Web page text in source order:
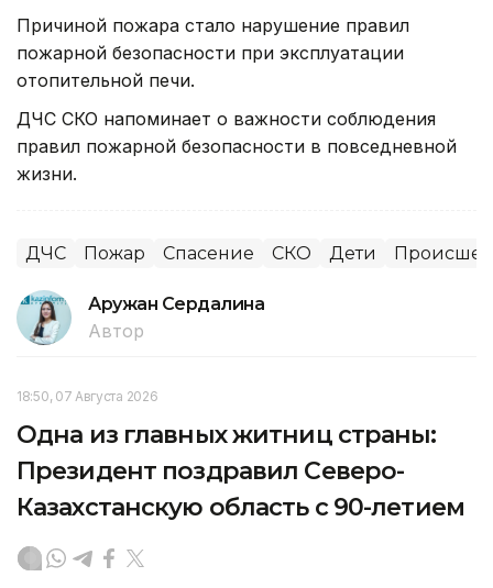
Причиной пожара стало нарушение правил
пожарной безопасности при эксплуатации
отопительной печи.
ДЧС СКО напоминает о важности соблюдения
правил пожарной безопасности в повседневной
жизни.
ДЧС Пожар Спасение СКО Дети
Аружан Сердалина
Автор
18:50, 07 Августа 2026
Одна из главных житниц страны:
Президент поздравил Северо-
Казахстанскую область с 90-летием